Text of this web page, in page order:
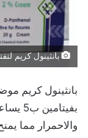
بانثينول كريم
بانثينول كريم
والاحمرار مما